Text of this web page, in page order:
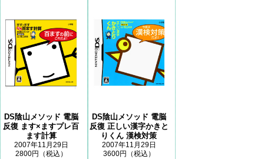
DS陰山メソッド 電脳
反復 ます×ますプレ百
ます計算
2007年11月29日
2800円（税込）
DS陰山メソッド 電脳
反復 正しい漢字かきと
りくん 漢検対策
2007年11月29日
3600円（税込）